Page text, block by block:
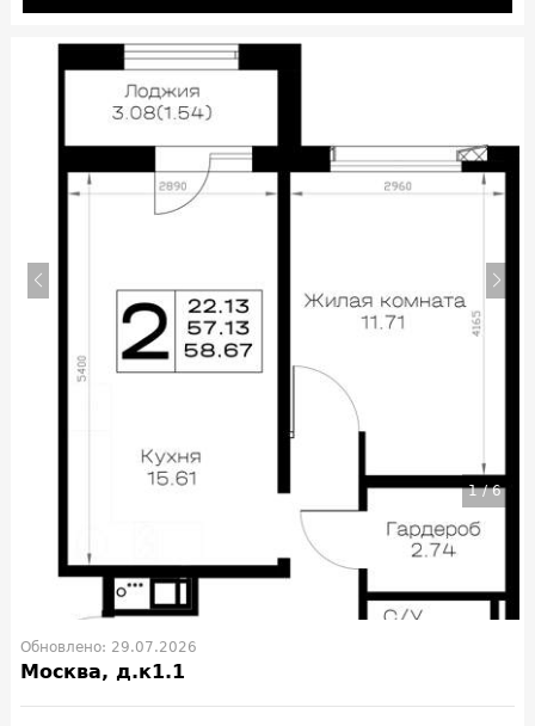
1/6
Обновлено: 29.07.2026
Москва, д.к1.1